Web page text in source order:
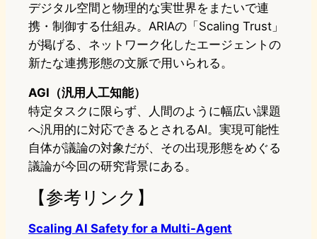
デジタル空間と物理的な実世界をまたいで連
携・制御する仕組み。ARIAの「Scaling Trust」
が掲げる、ネットワーク化したエージェントの
新たな連携形態の文脈で用いられる。
AGI（汎用人工知能）
特定タスクに限らず、人間のように幅広い課題
へ汎用的に対応できるとされるAI。実現可能性
自体が議論の対象だが、その出現形態をめぐる
議論が今回の研究背景にある。
【参考リンク】
Scaling AI Safety for a Multi-Agent